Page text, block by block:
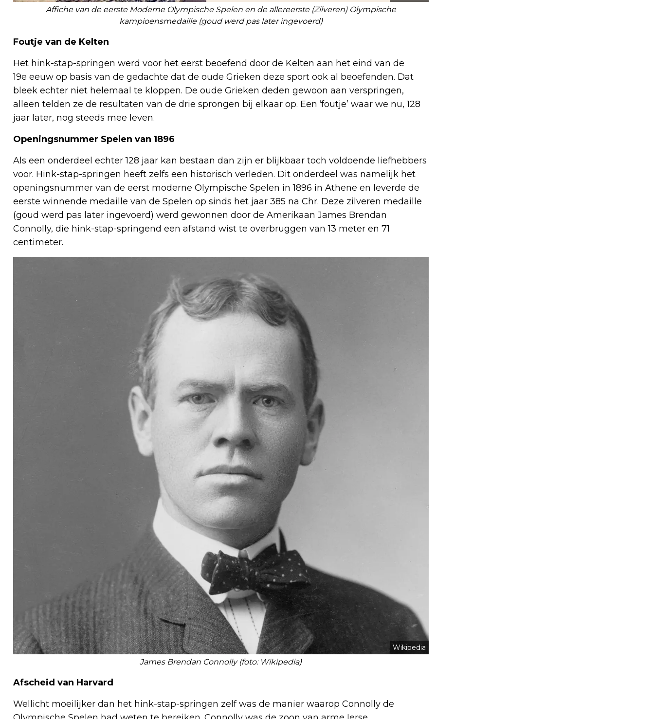
Affiche van de eerste Moderne Olympische Spelen en de allereerste (Zilveren) Olympische
kampioensmedaille (goud werd pas later ingevoerd)
Foutje van de Kelten
Het hink-stap-springen werd voor het eerst beoefend door de Kelten aan het eind van de
19e eeuw op basis van de gedachte dat de oude Grieken deze sport ook al beoefenden. Dat
bleek echter niet helemaal te kloppen. De oude Grieken deden gewoon aan verspringen,
alleen telden ze de resultaten van de drie sprongen bij elkaar op. Een ‘foutje’ waar we nu, 128
jaar later, nog steeds mee leven.
Openingsnummer Spelen van 1896
Als een onderdeel echter 128 jaar kan bestaan dan zijn er blijkbaar toch voldoende liefhebbers
voor. Hink-stap-springen heeft zelfs een historisch verleden. Dit onderdeel was namelijk het
openingsnummer van de eerst moderne Olympische Spelen in 1896 in Athene en leverde de
eerste winnende medaille van de Spelen op sinds het jaar 385 na Chr. Deze zilveren medaille
(goud werd pas later ingevoerd) werd gewonnen door de Amerikaan James Brendan
Connolly, die hink-stap-springend een afstand wist te overbruggen van 13 meter en 71
centimeter.
Wikipedia
James Brendan Connolly (foto: Wikipedia)
Afscheid van Harvard
Wellicht moeilijker dan het hink-stap-springen zelf was de manier waarop Connolly de